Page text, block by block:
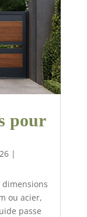
pour
|
ou acier,
passe